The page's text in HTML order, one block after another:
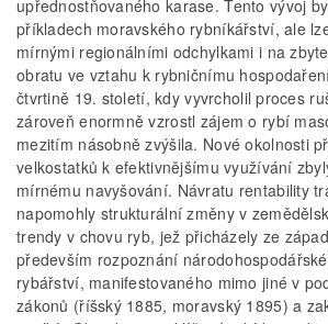
upřednostňovaného karase. Tento vývoj
příkladech moravského rybníkářství, ale
mírnými regionálními odchylkami i na
obratu ve vztahu k rybničnímu
čtvrtině 19. století, kdy vyvrcholil proces
zároveň enormně vzrostl zájem o rybí
mezitím násobně zvýšila. Nové okolnosti
velkostatků k efektivnějšímu využívání
mírnému navyšování. Návratu rentability
napomohly strukturální změny v
trendy v chovu ryb, jež přicházely ze
především rozpoznání
rybářství, manifestovaného mimo jiné v
zákonů (říšský 1885, moravský 1895) a